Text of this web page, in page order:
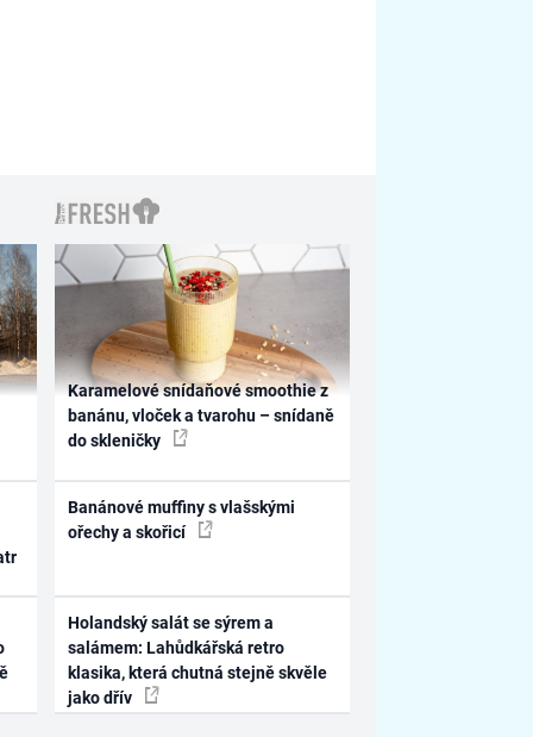
Karamelové snídaňové smoothie z
banánu, vloček a tvarohu – snídaně
do skleničky
Banánové muffiny s vlašskými
ořechy a skořicí
Holandský salát se sýrem a
salámem: Lahůdkářská retro
klasika, která chutná stejně skvěle
jako dřív